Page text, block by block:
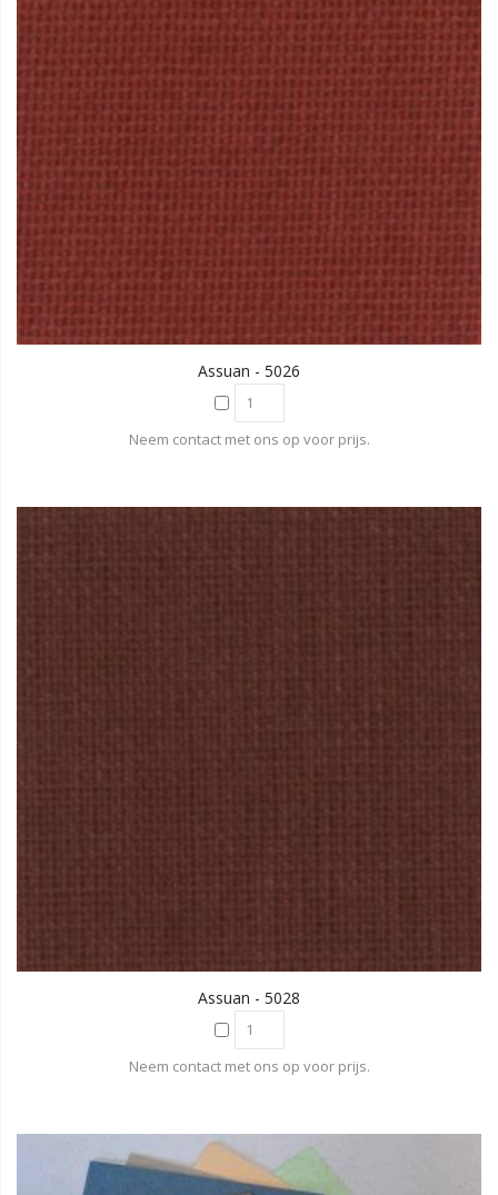
Assuan - 5026
Neem contact met ons op voor prijs.
Assuan - 5028
Neem contact met ons op voor prijs.